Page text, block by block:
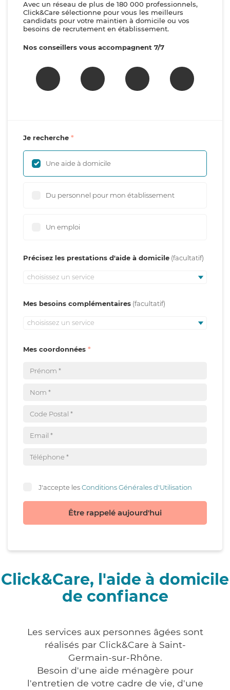
Avec un réseau de plus de 180 000 professionnels,
Click&Care sélectionne pour vous les meilleurs
candidats pour votre maintien à domicile ou vos
besoins de recrutement en établissement.
Nos conseillers vous accompagnent 7/7
Je recherche
Une aide à domicile
Du personnel pour mon établissement
Un emploi
Précisez les prestations d'aide à domicile
choisissez un service
Mes besoins complémentaires
choisissez un service
Mes coordonnées
J'accepte lesConditions Générales d'Utilisation
Être rappelé aujourd'hui
Click&Care, l'aide à domicile
de confiance
Les services aux personnes âgées sont
réalisés par Click&Care à Saint-
Germain-sur-Rhône.
Besoin d'une aide ménagère pour
l'entretien de votre cadre de vie, d'une